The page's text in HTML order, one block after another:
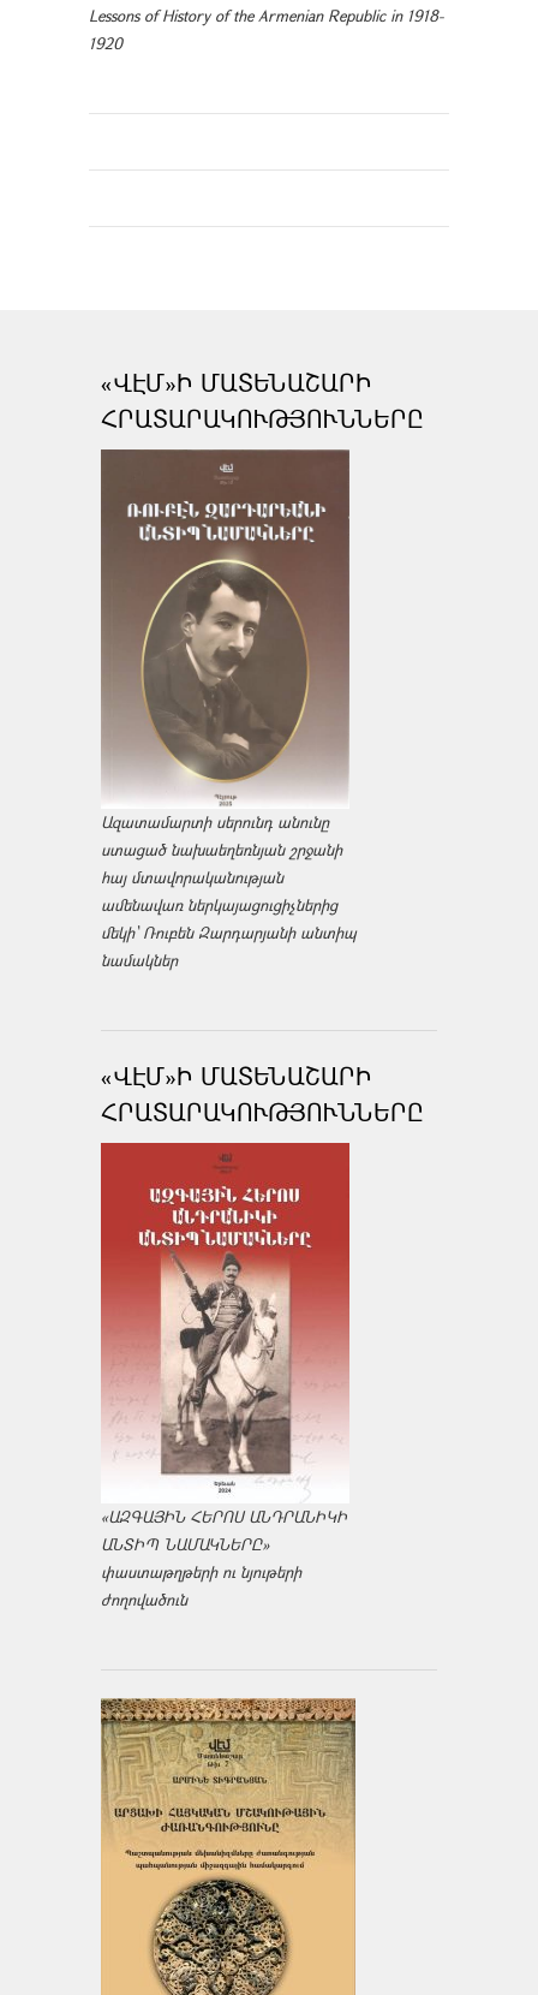
Lessons of History of the Armenian Republic in 1918-
1920
«ՎԷՄ»Ի ՄԱՏԵՆԱՇԱՐԻ
ՀՐԱՏԱՐԱԿՈՒԹՅՈՒՆՆԵՐԸ
Ազատամարտի սերունդ անունը
ստացած նախաեղեռնյան շրջանի
հայ մտավորականության
ամենավառ ներկայացուցիչներից
մեկի՝ Ռուբեն Զարդարյանի անտիպ
նամակներ
«ՎԷՄ»Ի ՄԱՏԵՆԱՇԱՐԻ
ՀՐԱՏԱՐԱԿՈՒԹՅՈՒՆՆԵՐԸ
«ԱԶԳԱՅԻՆ ՀԵՐՈՍ ԱՆԴՐԱՆԻԿԻ
ԱՆՏԻՊ ՆԱՄԱԿՆԵՐԸ»
փաստաթղթերի ու նյութերի
ժողովածուն